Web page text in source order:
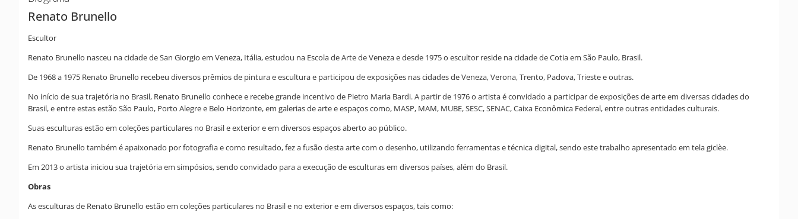
Renato Brunello
Escultor
Renato Brunello nasceu na cidade de San Giorgio em Veneza, Itália, estudou na Escola de Arte de Veneza e desde 1975 o escultor reside na cidade de Cotia em São Paulo, Brasil.
De 1968 a 1975 Renato Brunello recebeu diversos prêmios de pintura e escultura e participou de exposições nas cidades de Veneza, Verona, Trento, Padova, Trieste e outras.
No início de sua trajetória no Brasil, Renato Brunello conhece e recebe grande incentivo de Pietro Maria Bardi. A partir de 1976 o artista é convidado a participar de exposições de arte em diversas cidades do
Brasil, e entre estas estão São Paulo, Porto Alegre e Belo Horizonte, em galerias de arte e espaços como, MASP, MAM, MUBE, SESC, SENAC, Caixa Econômica Federal, entre outras entidades culturais.
Suas esculturas estão em coleções particulares no Brasil e exterior e em diversos espaços aberto ao público.
Renato Brunello também é apaixonado por fotografia e como resultado, fez a fusão desta arte com o desenho, utilizando ferramentas e técnica digital, sendo este trabalho apresentado em tela giclèe.
Em 2013 o artista iniciou sua trajetória em simpósios, sendo convidado para a execução de esculturas em diversos países, além do Brasil.
Obras
As esculturas de Renato Brunello estão em coleções particulares no Brasil e no exterior e em diversos espaços, tais como: